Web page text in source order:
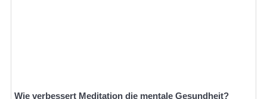
Wie verbessert Meditation die mentale Gesundheit?